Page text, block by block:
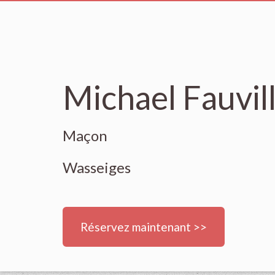
Michael
Maçon
Wasseiges
Réservez maintenant >>